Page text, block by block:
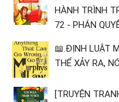
HÀNH TRÌNH
72 - PHÁN
📖.ĐỊNH LUẬT
THỂ XẢY RA,
[TRUYỆN